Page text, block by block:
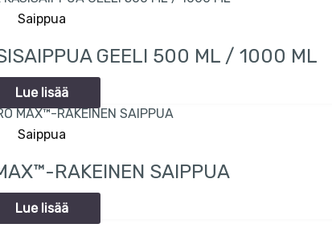
Saippua
GEELI 500 ML / 1000 ML
Lue lisää
Saippua
RAKEINEN SAIPPUA
Lue lisää